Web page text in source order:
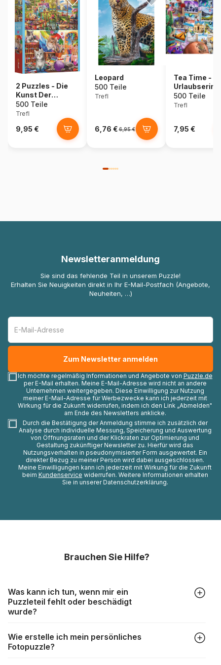
2 Puzzles - Die
Kunst Der
Malerei
500 Teile
Trefl
9,95 €
Leopard
500 Teile
Trefl
6,76 € 6,95 €
Tea Time -
500 Teile
Trefl
7,95 €
Newsletteranmeldung
Sie sind das fehlende Teil in unserem Puzzle!
Erhalten Sie Neuigkeiten direkt in Ihr E-Mail-Postfach (Angebote,
Neuheiten, …)
Ich möchte regelmäßig Informationen und Angebote von Puzzle.de
per E-Mail erhalten. Meine E-Mail-Adresse wird nicht an andere
Unternehmen weitergegeben. Diese Einwilligung zur Nutzung
meiner E-Mail-Adresse für Werbezwecke kann ich jederzeit mit
Wirkung für die Zukunft widerrufen, indem ich den Link „Abmelden"
am Ende des Newsletters anklicke.
Durch die Bestätigung der Anmeldung stimme ich zusätzlich der
Analyse durch individuelle Messung, Speicherung und Auswertung
von Öffnungsraten und der Klickraten zur Optimierung und
Gestaltung zukünftiger Newsletter zu. Hierfür wird das
Nutzungsverhalten in pseudonymisierter Form ausgewertet. Ein
direkter Bezug zu meiner Person wird dabei ausgeschlossen.
Meine Einwilligungen kann ich jederzeit mit Wirkung für die Zukunft
beim Kundenservice widerrufen. Weitere Informationen erhalten
Sie in unserer Datenschutzerklärung.
Brauchen Sie Hilfe?
Was kann ich tun, wenn mir ein
Puzzleteil fehlt oder beschädigt
wurde?
aber trotzdem kann es vorkommen, dass Teile beschädigt
werden oder verloren gehen. Mit solchen Fällen gehen
Wie erstelle ich mein persönliches
Fotopuzzle?